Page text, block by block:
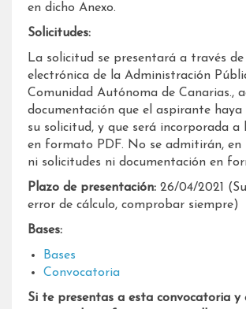
en dicho Anexo.
Solicitudes:
La solicitud se presentará a través de
electrónica de la Administración
Comunidad Autónoma de Canarias.,
documentación que el aspirante haya
su solicitud, y que será incorporada a
en formato PDF. No se admitirán, en
ni solicitudes ni documentación en
Plazo de presentación: 26/04/2021
error de cálculo, comprobar siempre)
Bases:
Bases
Convocatoria
Si te presentas a esta convocatoria y